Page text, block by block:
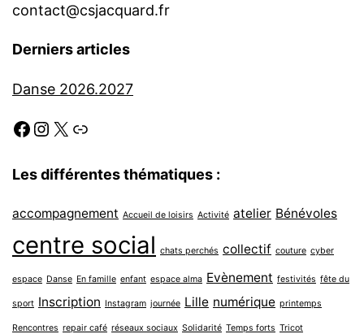
contact@csjacquard.fr
Derniers articles
Danse 2026.2027
Les différentes thématiques :
accompagnement Accueil de loisirs Activité atelier Bénévoles
centre social chats perchés collectif couture cyber
espace Danse En famille enfant espace alma Evènement festivités fête du
sport Inscription Instagram journée Lille numérique printemps
Rencontres repair café réseaux sociaux Solidarité Temps forts Tricot